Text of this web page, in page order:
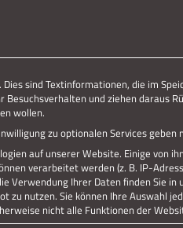
(6)
sind Textinformationen, die im
Besuchsverhalten und ziehen daraus
wollen.
zu optionalen Services
auf unserer Website. Einige von
verarbeitet werden (z. B. IP-
Verwendung Ihrer Daten finden Sie in
zu nutzen.Sie können Ihre Auswahl
nicht alle Funktionen der